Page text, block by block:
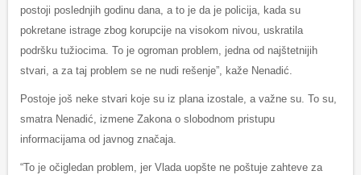
postoji poslednjih godinu dana, a to je da je policija, kada su
pokretane istrage zbog korupcije na visokom nivou, uskratila
podršku tužiocima. To je ogroman problem, jedna od najštetnijih
stvari, a za taj problem se ne nudi rešenje”, kaže Nenadić.
Postoje još neke stvari koje su iz plana izostale, a važne su. To su,
smatra Nenadić, izmene Zakona o slobodnom pristupu
informacijama od javnog značaja.
“To je očigledan problem, jer Vlada uopšte ne poštuje zahteve za